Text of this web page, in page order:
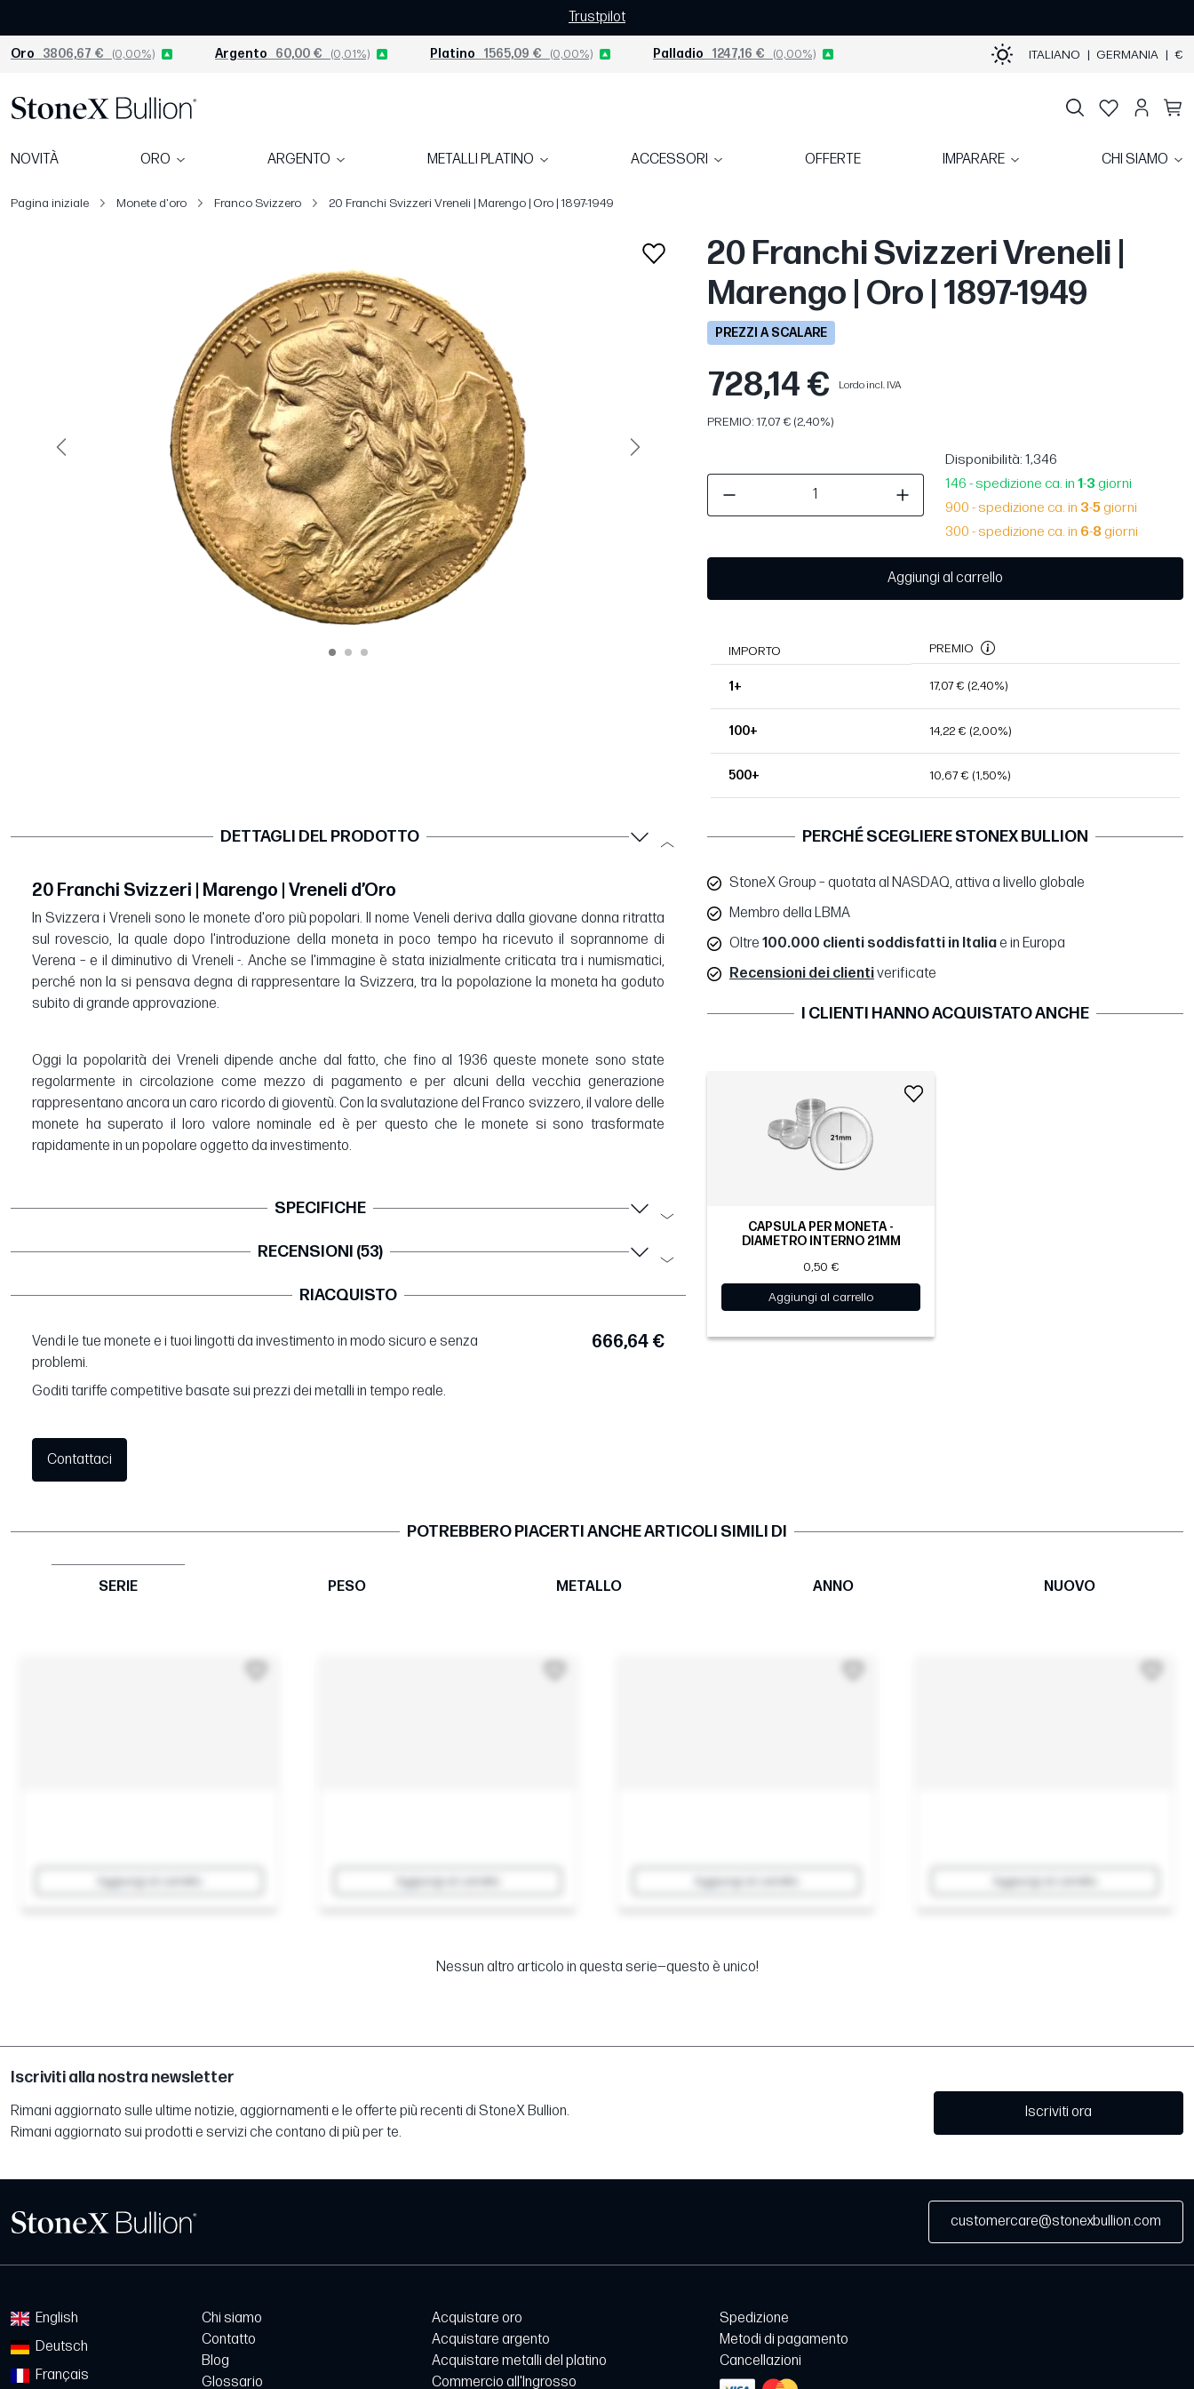
Trustpilot
Oro 3806,67 € (0,00%) Argento 60,00 € (0,01%) Platino 1565,09 € (0,00%) Palladio 1247,16 € (0,00%) ITALIANO | GERMANIA | €
NOVITÀ ORO ARGENTO METALLI PLATINO ACCESSORI OFFERTE IMPARARE CHI SIAMO
Pagina iniziale Monete d'oro Franco Svizzero 20 Franchi Svizzeri Vreneli | Marengo | Oro | 1897-1949
Precedente Avanti
20 Franchi Svizzeri Vreneli |
Marengo | Oro | 1897-1949
PREZZI A SCALARE
728,14 € Lordo incl. IVA
PREMIO: 17,07 € (2,40%)
Disponibilità: 1,346
146 - spedizione ca. in 1-3 giorni
900 - spedizione ca. in 3-5giorni
300 - spedizione ca. in 6-8giorni
Aggiungi al carrello
IMPORTO PREMIO
1+ 17,07 € (2,40%)
100+ 14,22 € (2,00%)
500+ 10,67 € (1,50%)
DETTAGLI DEL PRODOTTO
20 Franchi Svizzeri | Marengo | Vreneli d’Oro
In Svizzera i Vreneli sono le monete d'oro più popolari. Il nome Veneli deriva dalla giovane donna ritratta
sul rovescio, la quale dopo l'introduzione della moneta in poco tempo ha ricevuto il soprannome di
Verena – e il diminutivo di Vreneli -. Anche se l'immagine è stata inizialmente criticata tra i numismatici,
perché non la si pensava degna di rappresentare la Svizzera, tra la popolazione la moneta ha goduto
subito di grande approvazione.
Oggi la popolarità dei Vreneli dipende anche dal fatto, che fino al 1936 queste monete sono state
regolarmente in circolazione come mezzo di pagamento e per alcuni della vecchia generazione
rappresentano ancora un caro ricordo di gioventù. Con la svalutazione del Franco svizzero, il valore delle
monete ha superato il loro valore nominale ed è per questo che le monete si sono trasformate
rapidamente in un popolare oggetto da investimento.
SPECIFICHE
RECENSIONI (53)
RIACQUISTO
666,64 €
Vendi le tue monete e i tuoi lingotti da investimento in modo sicuro e senza
problemi.
Goditi tariffe competitive basate sui prezzi dei metalli in tempo reale.
Contattaci
PERCHÉ SCEGLIERE STONEX BULLION
StoneX Group – quotata al NASDAQ, attiva a livello globale
Membro della LBMA
Oltre 100.000 clienti soddisfatti in Italiae in Europa
Recensioni dei clientiverificate
I CLIENTI HANNO ACQUISTATO ANCHE
CAPSULA PER MONETA -
DIAMETRO INTERNO 21MM
0,50 €
Aggiungi al carrello
POTREBBERO PIACERTI ANCHE ARTICOLI SIMILI DI
SERIE PESO METALLO ANNO NUOVO
Aggiungi al carrello Aggiungi al carrello Aggiungi al carrello Aggiungi al carrello
Nessun altro articolo in questa serie—questo è unico!
Iscriviti alla nostra newsletter
Rimani aggiornato sulle ultime notizie, aggiornamenti e le offerte più recenti di StoneX Bullion.
Rimani aggiornato sui prodotti e servizi che contano di più per te.
Iscriviti ora
customercare@stonexbullion.com
English
Deutsch
Français
Chi siamo
Contatto
Blog
Glossario
Acquistare oro
Acquistare argento
Acquistare metalli del platino
Commercio all'Ingrosso
Spedizione
Metodi di pagamento
Cancellazioni